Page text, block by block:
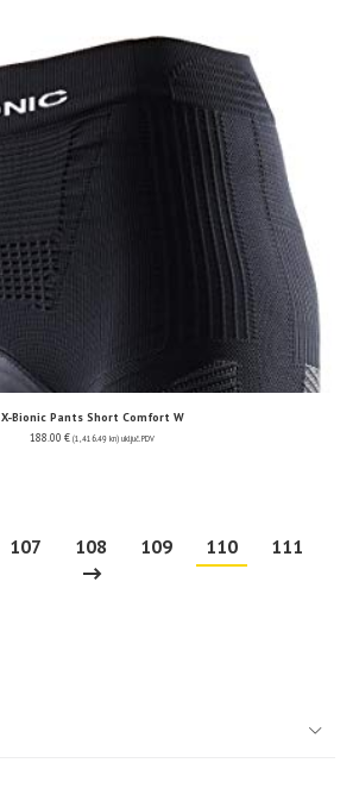
X-Bionic Pants Short Comfort W
188.00 € (1,416.49 kn) uključ. PDV
107 108 109 110 111